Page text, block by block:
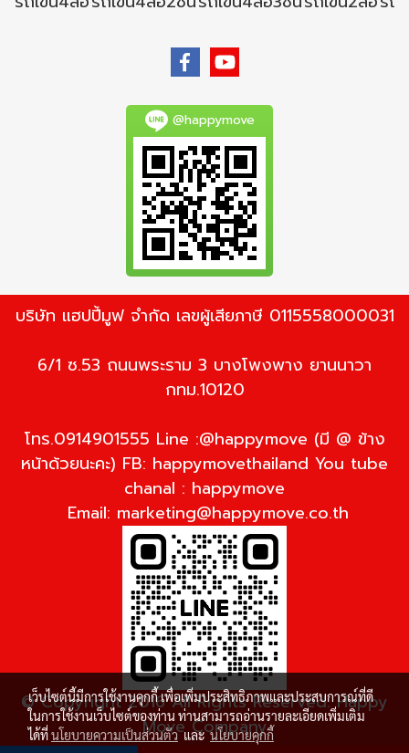
@happymove
บริษัท แฮปปี้มูฟ จำกัด เลขผู้เสียภาษี 0115558000031
6/1 ซ.53 ถนนพระราม 3 บางโพงพาง ยานนาวา
กทม.10120
โทร.0914901555 Line :@happymove (มี @ ข้าง
หน้าด้วยนะคะ) FB: happymovethailand You tube
chanal : happymove
Email: marketing@happymove.co.th
© Copyright 2016 All Rights Reserved. Happy
Move Company
เว็บไซต์นี้มีการใช้งานคุกกี้ เพื่อเพิ่มประสิทธิภาพและประสบการณ์ที่ดี
ในการใช้งานเว็บไซต์ของท่าน ท่านสามารถอ่านรายละเอียดเพิ่มเติม
ได้ที่นโยบายความเป็นส่วนตัวและนโยบายคุกกี้